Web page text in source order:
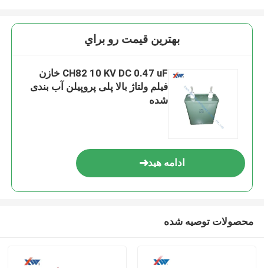
بهترين قيمت رو براي
CH82 10 KV DC 0.47 uF خازن
فیلم ولتاژ بالا پلی پروپیلن آب بندی
شده
ادامه هید
محصولات توصیه شده